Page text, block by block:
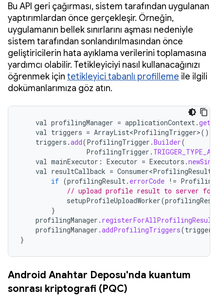
Bu API geri çağırması, sistem tarafından uygulanan
yaptırımlardan önce gerçekleşir. Örneğin,
uygulamanın bellek sınırlarını aşması nedeniyle
sistem tarafından sonlandırılmasından önce
geliştiricilerin hata ayıklama verilerini toplamasına
yardımcı olabilir. Tetikleyiciyi nasıl kullanacağınızı
öğrenmek için tetikleyici tabanlı profilleme ile ilgili
dokümanlarımıza göz atın.
val profilingManager = applicationContext .
val triggers = ArrayList<ProfilingTrigger>()
triggers .add(ProfilingTrigger .Builder(
ProfilingTrigger .
val mainExecutor : Executor = Executors .
val resultCallback = Consumer<ProfilingResult>
if (profilingResult . errorCode !=
// upload profile result to
setupProfileUploadWorker(
}
profilingManager .
profilingManager .addProfilingTriggers(triggers
}
Android Anahtar Deposu'nda kuantum
sonrası kriptografi (PQC)